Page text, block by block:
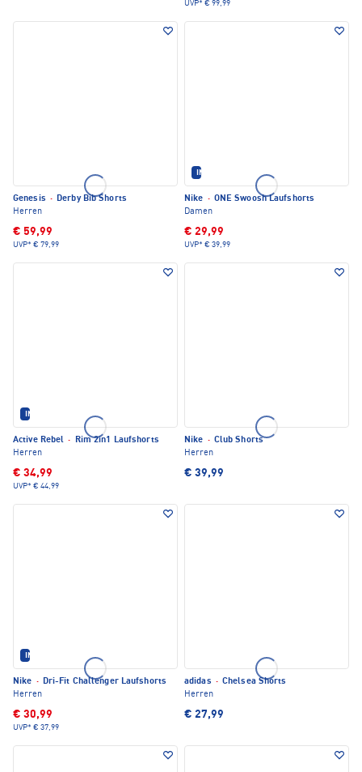
UVP* € 99,99
Genesis · Derby Bib Shorts
Herren
€ 59,99
UVP* € 79,99
IM SET ERHÄLTLICH
Nike · ONE Swoosh Laufshorts
Damen
€ 29,99
UVP* € 39,99
IM SET ERHÄLTLICH
Active Rebel ·
Rim 2in1 Laufshorts
Herren
€ 34,99
UVP* € 44,99
Nike · Club Shorts
Herren
€ 39,99
IM SET ERHÄLTLICH
Nike · Dri-Fit Challenger Laufshorts
Herren
€ 30,99
UVP* € 37,99
adidas · Chelsea Shorts
Herren
€ 27,99